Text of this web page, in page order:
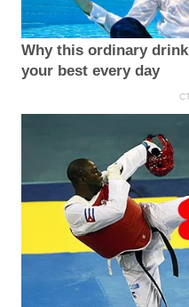
Why this ordinary
your best every day